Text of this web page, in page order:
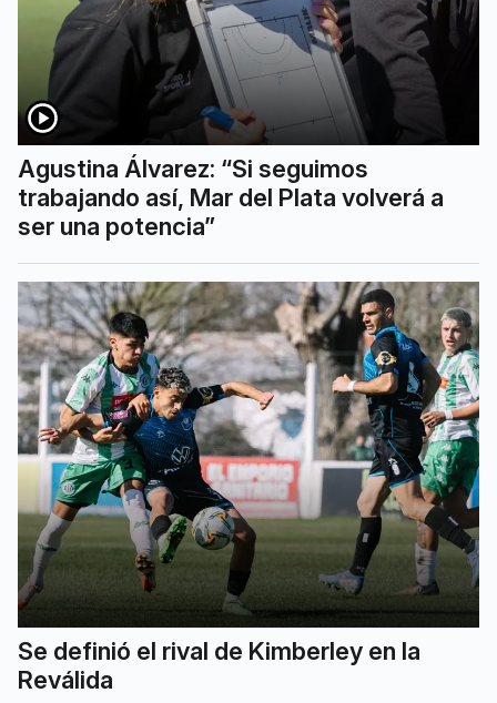
Agustina Álvarez: “Si seguimos
trabajando así, Mar del Plata volverá a
ser una potencia”
Se definió el rival de Kimberley en la
Reválida